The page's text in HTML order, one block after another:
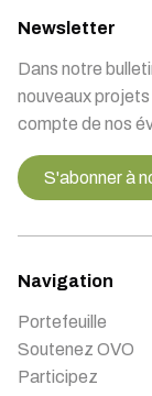
Newsletter
Dans notre
nouveaux
compte de nos
S'abonner à
Navigation
Portefeuille
Soutenez OVO
Participez